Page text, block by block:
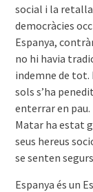
social i la
democràcies
Espanya,
no hi havia
indemne de tot.
sols s’ha
enterrar en
Matar ha estat
seus hereus
se senten
Espanya és un